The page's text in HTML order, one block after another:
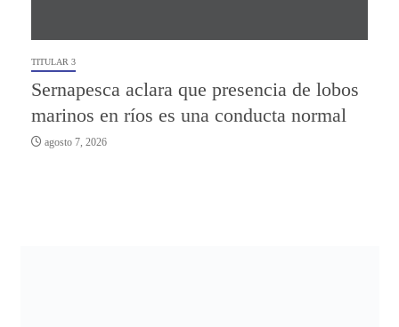
TITULAR 3
Sernapesca aclara que presencia de lobos
marinos en ríos es una conducta normal
agosto 7, 2026